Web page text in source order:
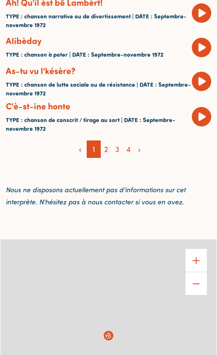
TYPE : chanson narrative ou de divertissement | DATE : Septembre-
novembre 1972
Alibèday
TYPE : chanson à poter | DATE : Septembre-novembre 1972
As-tu vu l'késère?
TYPE : chanson de lutte sociale ou de résistance | DATE : Septembre-
novembre 1972
C'è-st-ine honte
TYPE : chanson de conscrit / tirage au sort | DATE : Septembre-
novembre 1972
‹ 1 2 3 4 ›
Nous ne disposons actuellement pas d'informations sur cet
interprète. N'hésitez pas à nous contacter si vous en avez.